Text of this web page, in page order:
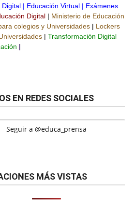
Digital | Educación Virtual | Exámenes
Digital | Ministerio de Educación
colegios y Universidades | Lockers
| Transformación Digital
|
EN REDES SOCIALES
Seguir a @educa_prensa
MÁS VISTAS